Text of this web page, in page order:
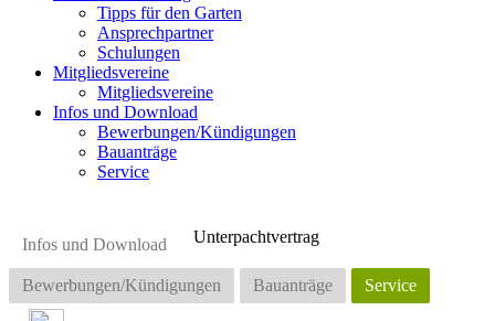
Tipps für den Garten
Ansprechpartner
Schulungen
Mitgliedsvereine
Mitgliedsvereine
Infos und Download
Bewerbungen/Kündigungen
Bauanträge
Service
Infos und Download
Bewerbungen/Kündigungen Bauanträge Service
Unterpachtvertrag